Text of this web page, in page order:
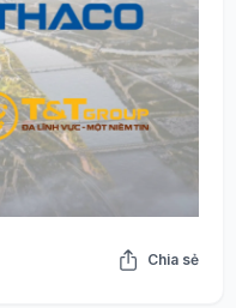
Chia sẻ